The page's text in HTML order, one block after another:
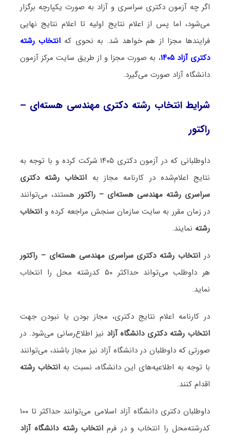
اگر چه آزمون دکتری سراسری و آزاد به صورت یکپارچه برگزار
می‌شود، اما پس از اعلام نتایج اولیه تا اعلام نتایج نهایی
فرایندها مجزا از هم خواهد شد. به نحوی که انتخاب رشته
دکتری آزاد ۱۴۰۵
، به صورت مجزا و از طریق سایت مرکز آزمون
دانشگاه آزاد صورت می‌گیرد.
شرایط انتخاب رشته دکتری مهندسی هسته‌ای –
راکتور
داوطلبانی که در آزمون دکتری ۱۴۰۵ شرکت کرده و با توجه به
نتایج اعلام‌شده در کارنامه مجاز به انتخاب رشته دکتری
سراسری رشته مهندسی هسته‌ای – راکتور هستند، می‌توانند
در زمان مقرر به سایت سازمان سنجش مراجعه کرده وانتخاب
رشته نمایند.
در انتخاب رشته دکتری سراسری مهندسی هسته‌ای – راکتور
هر داوطلب می‌تواند حداکثر ۵۰ کدرشته محل را انتخاب
نماید.
در کارنامه اعلام نتایج دکتری، مجاز بودن یا نبودن جهت
انتخاب رشته دکتری دانشگاه آزاد نیز اطلاع‌رسانی می‌شود. در
صورتی که داوطلبان در دانشگاه آزاد نیز مجاز باشند، می‌توانند
با توجه به اطلاعیه‌های این دانشگاه، نسبت به انتخاب رشته
اقدام کنند.
داوطلبان دکتری دانشگاه آزاد اسلامی می‌توانند حداکثر تا ۱۰۰
کدرشته‌محل را انتخاب و در فرم انتخاب رشته دانشگاه آزاد